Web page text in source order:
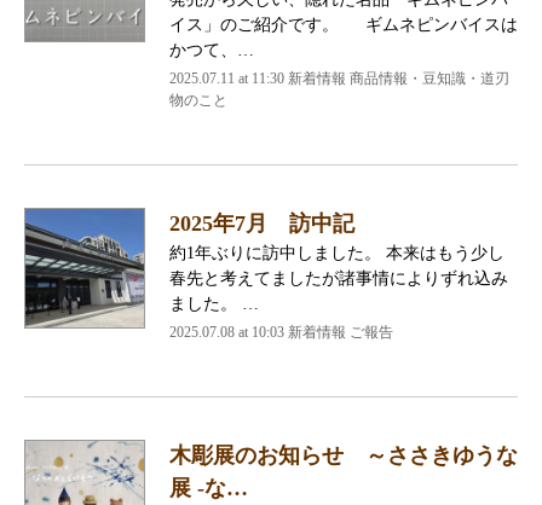
イス」のご紹介です。 ギムネピンバイスは
かつて、…
2025.07.11 at 11:30 新着情報 商品情報・豆知識・道刃
物のこと
2025年7月 訪中記
約1年ぶりに訪中しました。 本来はもう少し
春先と考えてましたが諸事情によりずれ込み
ました。 …
2025.07.08 at 10:03 新着情報 ご報告
木彫展のお知らせ ～ささきゆうな
展 -な…